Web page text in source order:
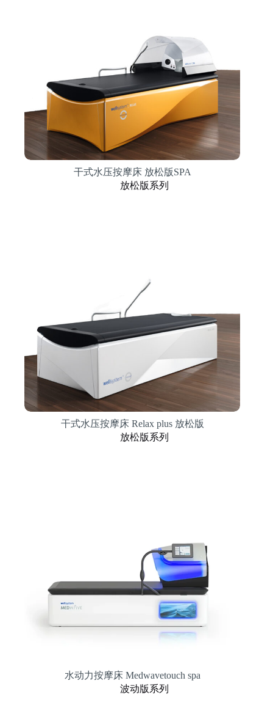
干式水压按摩床 放松版SPA
放松版系列
干式水压按摩床 Relax plus 放松版
放松版系列
水动力按摩床 Medwavetouch spa
波动版系列